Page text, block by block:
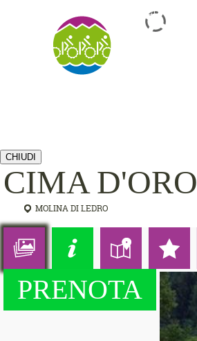
EN
CHIUDI
CIMA D'ORO
MOLINA DI LEDRO
PRENOTA